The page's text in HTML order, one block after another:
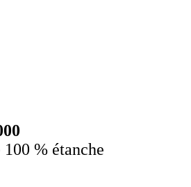
% étanche